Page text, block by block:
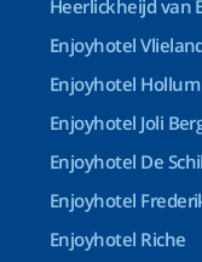
Heerlickheijd van
Enjoyhotel
Enjoyhotel
Enjoyhotel Joli
Enjoyhotel De
Enjoyhotel
Enjoyhotel Riche